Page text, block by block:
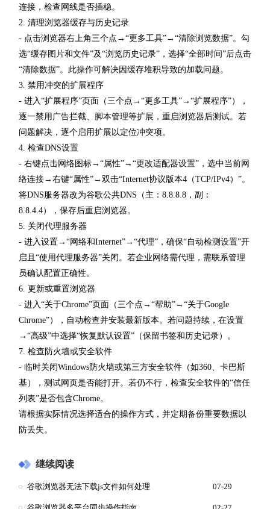
连接，检查网线是否插稳。
2. 清理浏览器缓存与历史记录
- 点击浏览器右上角三个点→“更多工具”→“清除浏览数据”。勾
选“缓存图片和文件”及“浏览历史记录”，选择“全部时间”后点击
“清除数据”。此操作可解决因缓存堆积导致的加载问题。
3. 禁用冲突的扩展程序
- 进入“扩展程序”页面（三个点→“更多工具”→“扩展程序”），
逐一禁用广告拦截、脚本管理等扩展，重启浏览器后测试。若
问题解决，逐个启用扩展以定位冲突项。
4. 检查DNS设置
- 右键点击网络图标→“属性”→“更改适配器设置”，选中当前网
络连接→右键“属性”→双击“Internet协议版本4（TCP/IPv4）”。
将DNS服务器改为谷歌公共DNS（主：8.8.8.8，副：
8.8.4.4），保存后重启浏览器。
5. 关闭代理服务器
- 进入设置→“网络和Internet”→“代理”，确保“自动检测设置”开
启且“使用代理服务器”关闭。若企业网络需代理，需联系管理
员确认配置正确性。
6. 更新或重置浏览器
- 进入“关于Chrome”页面（三个点→“帮助”→“关于Google
Chrome”），自动检查并安装最新版本。若问题持续，在设置
→“高级”中选择“恢复默认设置”（保留书签和历史记录）。
7. 检查防火墙或安全软件
- 临时关闭Windows防火墙或第三方安全软件（如360、卡巴斯
基），测试网页是否能打开。若仍不行，检查安全软件的“信任
列表”是否包含Chrome。
请根据实际情况选择适合的操作方式，并定期备份重要数据以
防丢失。
继续阅读
谷歌浏览器无法下载js文件如何处理 07-29